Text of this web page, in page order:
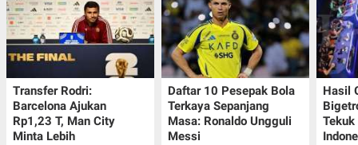
Transfer Rodri:
Barcelona Ajukan
Rp1,23 T, Man City
Minta Lebih
Daftar 10 Pesepak Bola
Terkaya Sepanjang
Masa: Ronaldo Ungguli
Messi
Hasil